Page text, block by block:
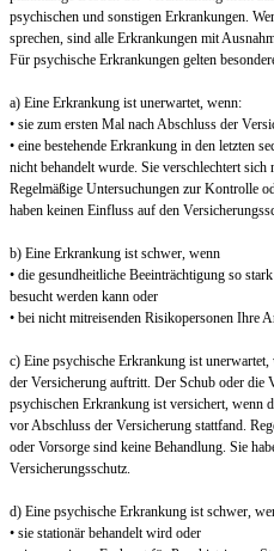
psychischen und sonstigen Erkrankungen.
sprechen, sind alle Erkrankungen mit
Für psychische Erkrankungen gelten
a) Eine Erkrankung ist unerwartet, wenn:
• sie zum ersten Mal nach Abschluss der
• eine bestehende Erkrankung in den letzten
nicht behandelt wurde. Sie verschlechtert sich
Regelmäßige Untersuchungen zur Kontrolle
haben keinen Einfluss auf den
b) Eine Erkrankung ist schwer, wenn
• die gesundheitliche Beeinträchtigung so
besucht werden kann oder
• bei nicht mitreisenden Risikopersonen Ihre
c) Eine psychische Erkrankung ist
der Versicherung auftritt. Der Schub oder die
psychischen Erkrankung ist versichert, wenn
vor Abschluss der Versicherung stattfand.
oder Vorsorge sind keine Behandlung. Sie
Versicherungsschutz.
d) Eine psychische Erkrankung ist schwer,
• sie stationär behandelt wird oder